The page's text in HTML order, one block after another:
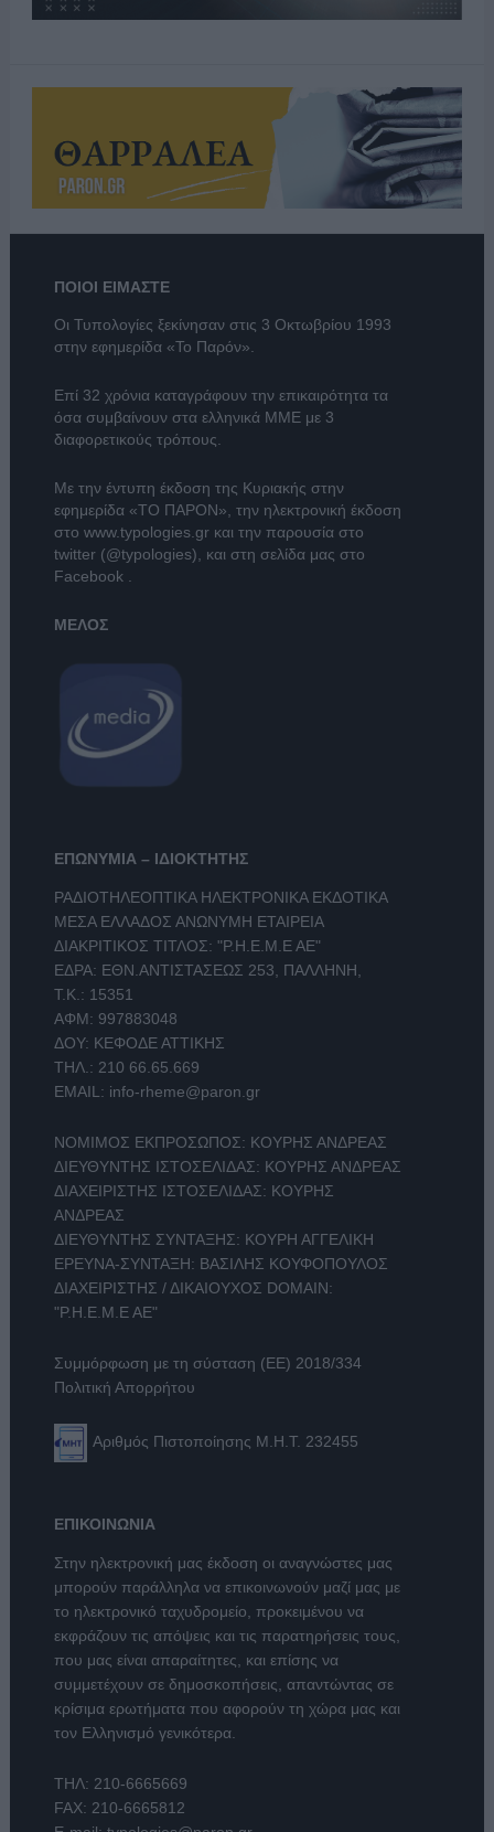
ΠΟΙΟΙ ΕΙΜΑΣΤΕ
Οι Τυπολογίες ξεκίνησαν στις 3 Οκτωβρίου 1993
στην εφημερίδα «Το Παρόν».
Επί 32 χρόνια καταγράφουν την επικαιρότητα τα
όσα συμβαίνουν στα ελληνικά ΜΜΕ με 3
διαφορετικούς τρόπους.
Με την έντυπη έκδοση της Κυριακής στην
εφημερίδα «ΤΟ ΠΑΡΟΝ», την ηλεκτρονική έκδοση
στο www.typologies.grκαι την παρουσία στο
twitter (@typologies), και στη σελίδα μας στο
Facebook .
ΜΕΛΟΣ
ΕΠΩΝΥΜΙΑ – ΙΔΙΟΚΤΗΤΗΣ
ΡΑΔΙΟΤΗΛΕΟΠΤΙΚΑ ΗΛΕΚΤΡΟΝΙΚΑ ΕΚΔΟΤΙΚΑ
ΜΕΣΑ ΕΛΛΑΔΟΣ ΑΝΩΝΥΜΗ ΕΤΑΙΡΕΙΑ
ΔΙΑΚΡΙΤΙΚΟΣ ΤΙΤΛΟΣ: "Ρ.Η.Ε.Μ.Ε ΑΕ"
ΕΔΡΑ: ΕΘΝ.ΑΝΤΙΣΤΑΣΕΩΣ 253, ΠΑΛΛΗΝΗ,
Τ.Κ.: 15351
ΑΦΜ: 997883048
ΔΟΥ: ΚΕΦΟΔΕ ΑΤΤΙΚΗΣ
ΤΗΛ.: 210 66.65.669
EMAIL: info-rheme@paron.gr
ΝΟΜΙΜΟΣ ΕΚΠΡΟΣΩΠΟΣ: ΚΟΥΡΗΣ ΑΝΔΡΕΑΣ
ΔΙΕΥΘΥΝΤΗΣ ΙΣΤΟΣΕΛΙΔΑΣ: ΚΟΥΡΗΣ ΑΝΔΡΕΑΣ
ΔΙΑΧΕΙΡΙΣΤΗΣ ΙΣΤΟΣΕΛΙΔΑΣ: ΚΟΥΡΗΣ
ΑΝΔΡΕΑΣ
ΔΙΕΥΘΥΝΤΗΣ ΣΥΝΤΑΞΗΣ: ΚΟΥΡΗ ΑΓΓΕΛΙΚΗ
ΕΡΕΥΝΑ-ΣΥΝΤΑΞΗ: ΒΑΣΙΛΗΣ ΚΟΥΦΟΠΟΥΛΟΣ
ΔΙΑΧΕΙΡΙΣΤΗΣ / ΔΙΚΑΙΟΥΧΟΣ DOMAIN:
"Ρ.Η.Ε.Μ.Ε ΑΕ"
Συμμόρφωση με τη σύσταση (ΕΕ) 2018/334
Πολιτική Απορρήτου
Αριθμός Πιστοποίησης Μ.Η.Τ. 232455
ΕΠΙΚΟΙΝΩΝΙΑ
Στην ηλεκτρονική μας έκδοση οι αναγνώστες μας
μπορούν παράλληλα να επικοινωνούν μαζί μας με
το ηλεκτρονικό ταχυδρομείο, προκειμένου να
εκφράζουν τις απόψεις και τις παρατηρήσεις τους,
που μας είναι απαραίτητες, και επίσης να
συμμετέχουν σε δημοσκοπήσεις, απαντώντας σε
κρίσιμα ερωτήματα που αφορούν τη χώρα μας και
τον Ελληνισμό γενικότερα.
ΤΗΛ: 210-6665669
FAX: 210-6665812